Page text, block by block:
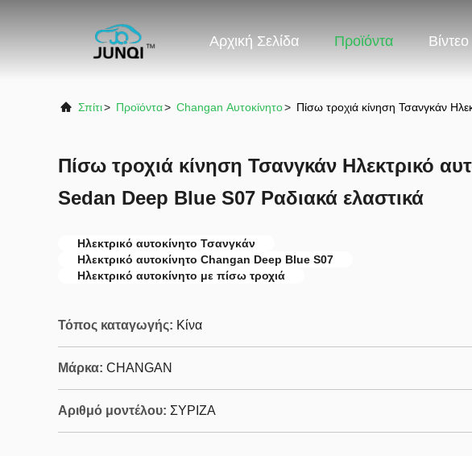
Αρχική Σελίδα Προϊόντα Βίντεο
Σπίτι> Προϊόντα> Changan Αυτοκίνητο> Πίσω τροχιά κίνηση Τσανγκάν
Πίσω τροχιά κίνηση Τσανγκάν Ηλεκτρικό
Sedan Deep Blue S07 Ραδιακά ελαστικά
Ηλεκτρικό αυτοκίνητο Τσανγκάν
Ηλεκτρικό αυτοκίνητο Changan Deep Blue S07
Ηλεκτρικό αυτοκίνητο με πίσω τροχιά
Τόπος καταγωγής: Κίνα
Μάρκα: CHANGAN
Αριθμό μοντέλου: ΣΥΡΙΖΑ